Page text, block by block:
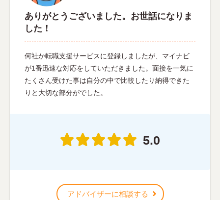
ありがとうございました。お世話になりま
した！
何社か転職支援サービスに登録しましたが、マイナビ
が1番迅速な対応をしていただきました。面接を一気に
たくさん受けた事は自分の中で比較したり納得できた
りと大切な部分がでした。
5.0
アドバイザーに相談する